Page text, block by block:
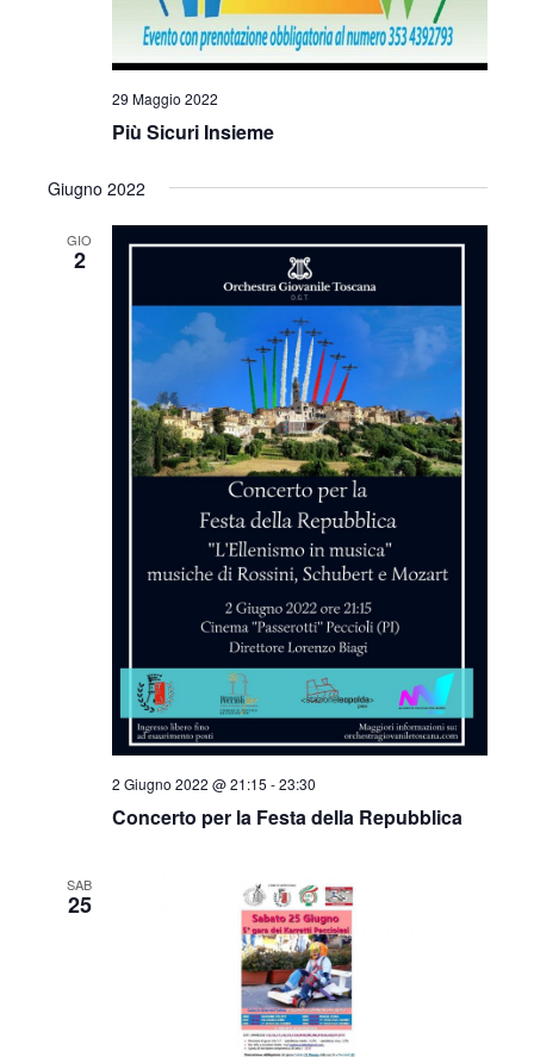
29 Maggio 2022
Più Sicuri Insieme
Giugno 2022
GIO
2
2 Giugno 2022 @ 21:15 -23:30
Concerto per la Festa della Repubblica
SAB
25